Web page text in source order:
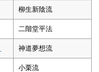
柳生新陰流
二階堂平法
神道夢想流
小栗流